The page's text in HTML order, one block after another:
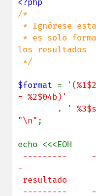
/*
los resultados
$format =
= %2$04b)'
.
'
"\n" ;
-